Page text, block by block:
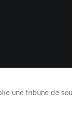
une tribune de